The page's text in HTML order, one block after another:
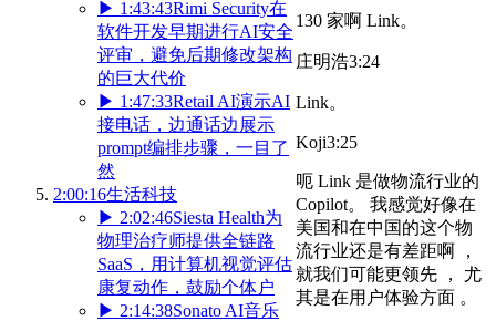
▶ 1:43:43Rimi Security在
软件开发早期进行AI安全
评审，避免后期修改架构
的巨大代价
▶ 1:47:33Retail AI演示AI
接电话，边通话边展示
prompt编排步骤，一目了
然
2:00:16生活科技
▶ 2:02:46Siesta Health为
物理治疗师提供全链路
SaaS，用计算机视觉评估
康复动作，鼓励个体户
▶ 2:14:38Sonato AI音乐
130 家啊 Link。
庄明浩3:24
Link。
Koji3:25
呃 Link 是做物流行业的
Copilot。 我感觉好像在
美国和在中国的这个物
流行业还是有差距啊 ，
就我们可能更领先 ， 尤
其是在用户体验方面 。